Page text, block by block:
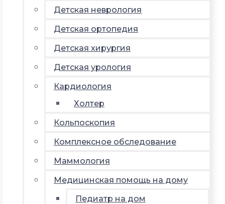
Детская неврология
Детская ортопедия
Детская хирургия
Детская урология
Кардиология
Холтер
Кольпоскопия
Комплексное обследование
Маммология
Медицинская помощь на дому
Педиатр на дом